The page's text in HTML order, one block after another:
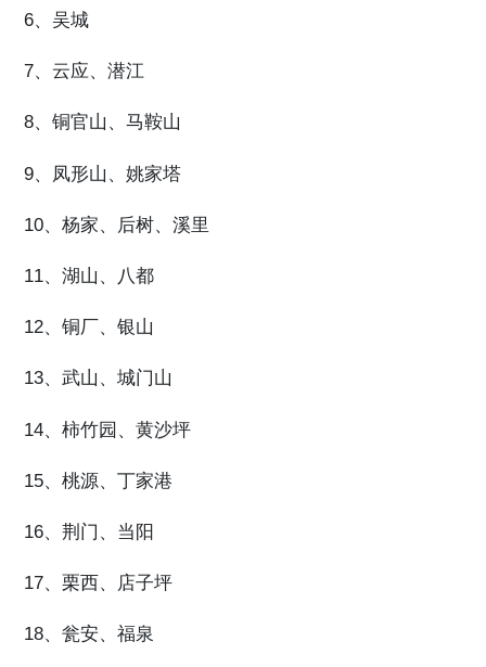
6、吴城
7、云应、潜江
8、铜官山、马鞍山
9、凤形山、姚家塔
10、杨家、后树、溪里
11、湖山、八都
12、铜厂、银山
13、武山、城门山
14、柿竹园、黄沙坪
15、桃源、丁家港
16、荆门、当阳
17、栗西、店子坪
18、瓮安、福泉